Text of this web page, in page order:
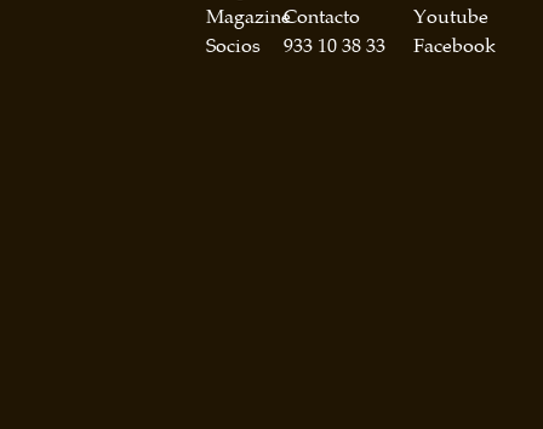
Magazine
Socios
Contacto
933 10 38 33
Youtube
Facebook